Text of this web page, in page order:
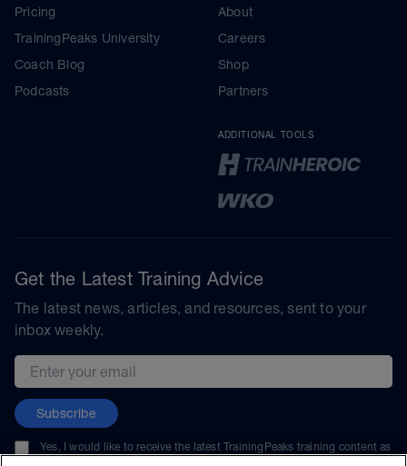
Pricing
TrainingPeaks University
Coach Blog
Podcasts
About
Careers
Shop
Partners
ADDITIONAL TOOLS
Get the Latest Training Advice
The latest news, articles, and resources, sent to your
inbox weekly.
Email address
Subscribe
Yes, I would like to receive the latest TrainingPeaks training content as